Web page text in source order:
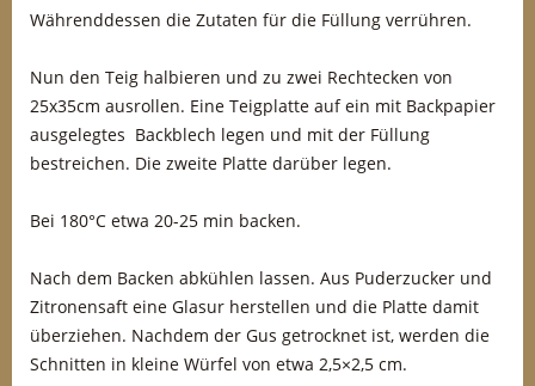
Währenddessen die Zutaten für die Füllung verrühren.
Nun den Teig halbieren und zu zwei Rechtecken von
25x35cm ausrollen. Eine Teigplatte auf ein mit Backpapier
ausgelegtes Backblech legen und mit der Füllung
bestreichen. Die zweite Platte darüber legen.
Bei 180°C etwa 20-25 min backen.
Nach dem Backen abkühlen lassen. Aus Puderzucker und
Zitronensaft eine Glasur herstellen und die Platte damit
überziehen. Nachdem der Gus getrocknet ist, werden die
Schnitten in kleine Würfel von etwa 2,5×2,5 cm.